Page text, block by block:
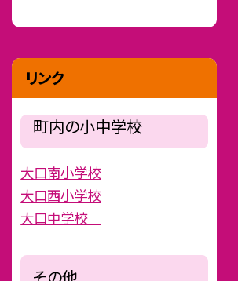
リンク
町内の小中学校
大口南小学校
大口西小学校
大口中学校
その他